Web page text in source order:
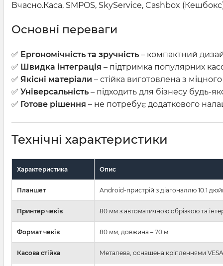
Вчасно.Каса, SMPOS, SkyService, Cashbox
Основні переваги
✅ Ергономічність та зручність – компактний
✅ Швидка інтеграція – підтримка популярних
✅ Якісні матеріали – стійка виготовлена з
✅ Універсальність – підходить для бізнесу будь-
✅ Готове рішення – не потребує додаткового
Технічні характеристики
Характеристика Опис
Планшет Android-пристрій з діагоналлю 10.1
Принтер чеків 80 мм з автоматичною обрізкою та
Формат чеків 80 мм, довжина – 70 м
Касова стійка Металева, оснащена кріпленнями